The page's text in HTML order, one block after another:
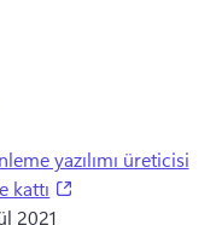
yazılımı üreticisi
kattı
2021